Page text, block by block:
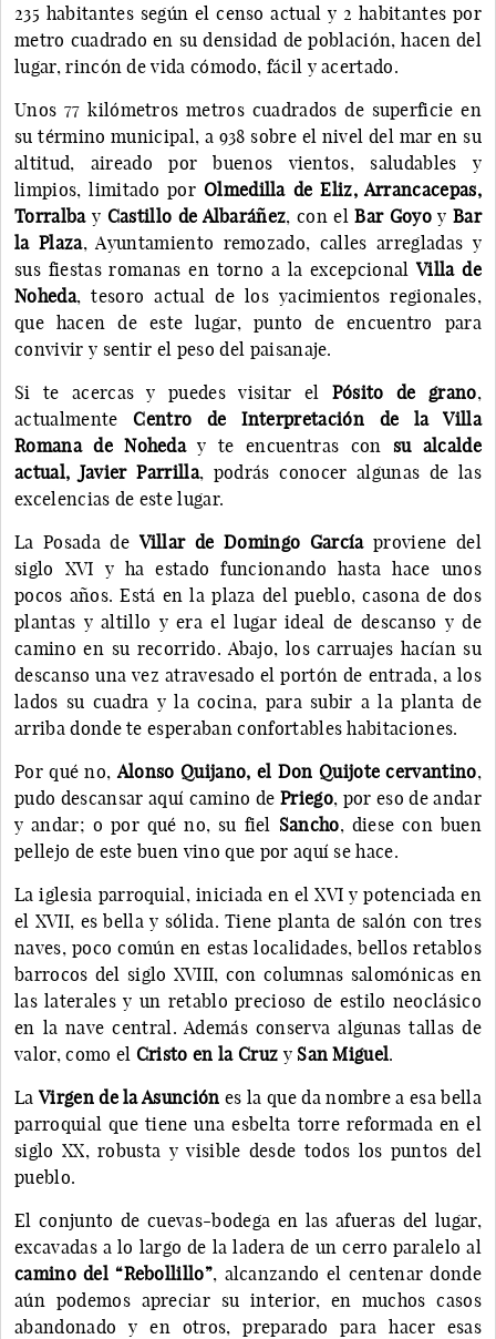
235 habitantes según el censo actual y 2 habitantes por
metro cuadrado en su densidad de población, hacen del
lugar, rincón de vida cómodo, fácil y acertado.
Unos 77 kilómetros metros cuadrados de superficie en
su término municipal, a 938 sobre el nivel del mar en su
altitud, aireado por buenos vientos, saludables y
limpios, limitado por Olmedilla de Eliz, Arrancacepas,
Torralbay Castillo de Albaráñez, con elBar GoyoyBar
la Plaza, Ayuntamiento remozado, calles arregladas y
sus fiestas romanas en torno a la excepcionalVilla de
Noheda, tesoro actual de los yacimientos regionales,
que hacen de este lugar, punto de encuentro para
convivir y sentir el peso del paisanaje.
Si te acercas y puedes visitar el Pósito de grano,
actualmenteCentro de Interpretación de la Villa
Romana de Noheday te encuentras con su alcalde
actual, Javier Parrilla, podrás conocer algunas de las
excelencias de este lugar.
La Posada de Villar de Domingo Garcíaproviene del
siglo XVI y ha estado funcionando hasta hace unos
pocos años. Está en la plaza del pueblo, casona de dos
plantas y altillo y era el lugar ideal de descanso y de
camino en su recorrido. Abajo, los carruajes hacían su
descanso una vez atravesado el portón de entrada, a los
lados su cuadra y la cocina, para subir a la planta de
arriba donde te esperaban confortables habitaciones.
Por qué no, Alonso Quijano, el Don Quijote cervantino,
pudo descansar aquí camino de Priego, por eso de andar
y andar; o por qué no, su fiel Sancho, diese con buen
pellejo de este buen vino que por aquí se hace.
La iglesia parroquial, iniciada en el XVI y potenciada en
el XVII, es bella y sólida. Tiene planta de salón con tres
naves, poco común en estas localidades, bellos retablos
barrocos del siglo XVIII, con columnas salomónicas en
las laterales y un retablo precioso de estilo neoclásico
en la nave central. Además conserva algunas tallas de
valor, como el Cristo en la Cruz y San Miguel.
La Virgen de la Asunciónes la que da nombre a esa bella
parroquial que tiene una esbelta torre reformada en el
siglo XX, robusta y visible desde todos los puntos del
pueblo.
El conjunto de cuevas-bodega en las afueras del lugar,
excavadas a lo largo de la ladera de un cerro paralelo al
camino del “Rebollillo”, alcanzando el centenar donde
aún podemos apreciar su interior, en muchos casos
abandonado y en otros, preparado para hacer esas